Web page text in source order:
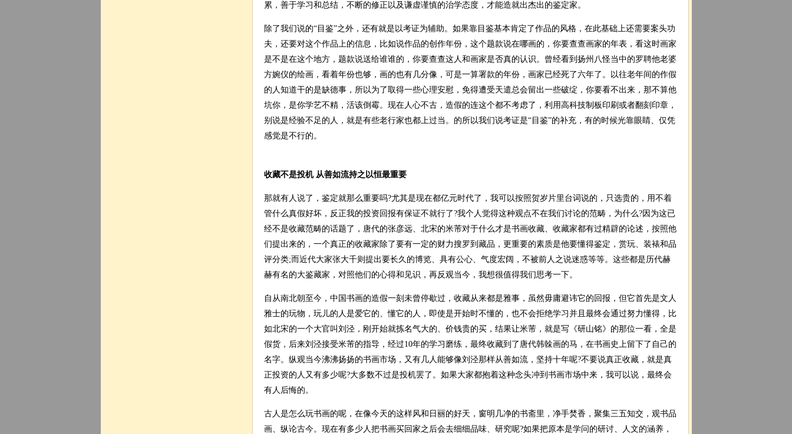
累，善于学习和总结，不断的修正以及谦虚谨慎的治学态度，才能造就出杰出的鉴定家。
除了我们说的“目鉴”之外，还有就是以考证为辅助。如果靠目鉴基本肯定了作品的风格，在此基础上还需要案头功
夫，还要对这个作品上的信息，比如说作品的创作年份，这个题款说在哪画的，你要查查画家的年表，看这时画家
是不是在这个地方，题款说送给谁谁的，你要查查这人和画家是否真的认识。曾经看到扬州八怪当中的罗聘他老婆
方婉仪的绘画，看着年份也够，画的也有几分像，可是一算署款的年份，画家已经死了六年了。以往老年间的作假
的人知道干的是缺德事，所以为了取得一些心理安慰，免得遭受天遣总会留出一些破绽，你要看不出来，那不算他
坑你，是你学艺不精，活该倒霉。现在人心不古，造假的连这个都不考虑了，利用高科技制板印刷或者翻刻印章，
别说是经验不足的人，就是有些老行家也都上过当。的所以我们说考证是“目鉴”的补充，有的时候光靠眼睛、仅凭
感觉是不行的。
收藏不是投机 从善如流持之以恒最重要
那就有人说了，鉴定就那么重要吗?尤其是现在都亿元时代了，我可以按照贺岁片里台词说的，只选贵的，用不着
管什么真假好坏，反正我的投资回报有保证不就行了?我个人觉得这种观点不在我们讨论的范畴，为什么?因为这已
经不是收藏范畴的话题了，唐代的张彦远、北宋的米芾对于什么才是书画收藏、收藏家都有过精辟的论述，按照他
们提出来的，一个真正的收藏家除了要有一定的财力搜罗到藏品，更重要的素质是他要懂得鉴定，赏玩、装裱和品
评分类;而近代大家张大千则提出要长久的博览、具有公心、气度宏阔，不被前人之说迷惑等等。这些都是历代赫
赫有名的大鉴藏家，对照他们的心得和见识，再反观当今，我想很值得我们思考一下。
自从南北朝至今，中国书画的造假一刻未曾停歇过，收藏从来都是雅事，虽然毋庸避讳它的回报，但它首先是文人
雅士的玩物，玩儿的人是爱它的、懂它的人，即使是开始时不懂的，也不会拒绝学习并且最终会通过努力懂得，比
如北宋的一个大官叫刘泾，刚开始就拣名气大的、价钱贵的买，结果让米芾，就是写《研山铭》的那位一看，全是
假货，后来刘泾接受米芾的指导，经过10年的学习磨练，最终收藏到了唐代韩榦画的马，在书画史上留下了自己的
名字。纵观当今沸沸扬扬的书画市场，又有几人能够像刘泾那样从善如流，坚持十年呢?不要说真正收藏，就是真
正投资的人又有多少呢?大多数不过是投机罢了。如果大家都抱着这种念头冲到书画市场中来，我可以说，最终会
有人后悔的。
古人是怎么玩书画的呢，在像今天的这样风和日丽的好天，窗明几净的书斋里，净手焚香，聚集三五知交，观书品
画、纵论古今。现在有多少人把书画买回家之后会去细细品味、研究呢?如果把原本是学问的研讨、人文的涵养，